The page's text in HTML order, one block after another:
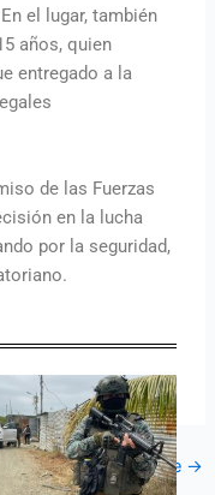
el lugar, también
años, quien
entregado a la
de las Fuerzas
en la lucha
por la seguridad,
Entrada siguiente →